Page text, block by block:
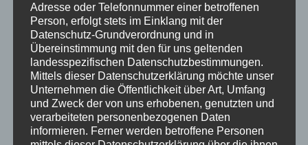
Holz-Schlüsselanhänger
Holzpostkarten
Kategorien
Aktion
Geschenkideen
Adresse oder Telefonnummer einer betroffenen
Person, erfolgt stets im Einklang mit der
Datenschutz-Grundverordnung und in
Übereinstimmung mit den für uns geltenden
landesspezifischen Datenschutzbestimmungen.
Mittels dieser Datenschutzerklärung möchte unser
Unternehmen die Öffentlichkeit über Art, Umfang
und Zweck der von uns erhobenen, genutzten und
verarbeiteten personenbezogenen Daten
informieren. Ferner werden betroffene Personen